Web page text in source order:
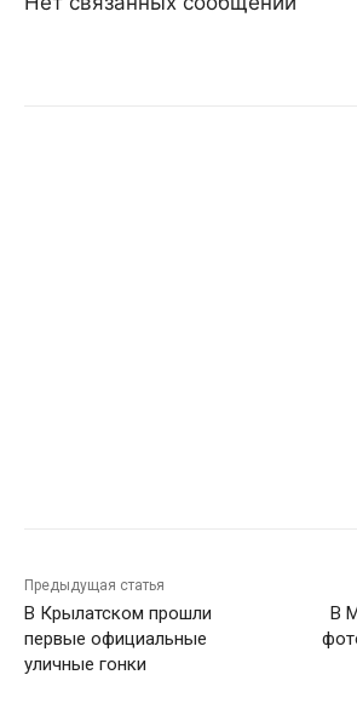
Предыдущая статья
В Крылатском прошли
первые официальные
уличные гонки
В